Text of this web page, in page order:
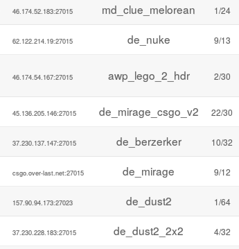
46.174.52.183:27015 md_clue_melorean 1/24
62.122.214.19:27015 de_nuke 9/13
46.174.54.167:27015 awp_lego_2_hdr 2/30
45.136.205.146:27015 de_mirage_csgo_v2 22/30
37.230.137.147:27015 de_berzerker 10/32
csgo.over-last.net:27015 de_mirage 9/12
157.90.94.173:27023 de_dust2 1/64
37.230.228.183:27015 de_dust2_2x2 4/32